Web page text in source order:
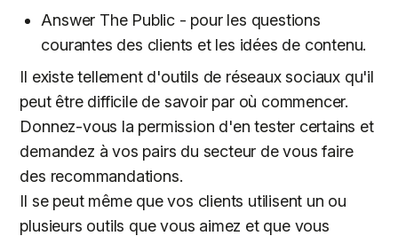
Answer The Public - pour les questions
courantes des clients et les idées de contenu.
Il existe tellement d'outils de réseaux sociaux qu'il
peut être difficile de savoir par où commencer.
Donnez-vous la permission d'en tester certains et
demandez à vos pairs du secteur de vous faire
des recommandations.
Il se peut même que vos clients utilisent un ou
plusieurs outils que vous aimez et que vous